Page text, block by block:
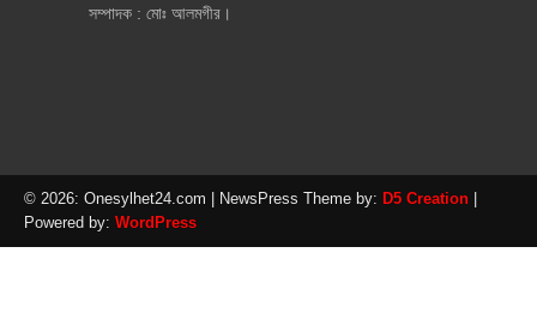
সম্পাদক : মোঃ আলমগীর।
© 2026: Onesylhet24.com | NewsPress Theme by: D5 Creation
Powered by: WordPress